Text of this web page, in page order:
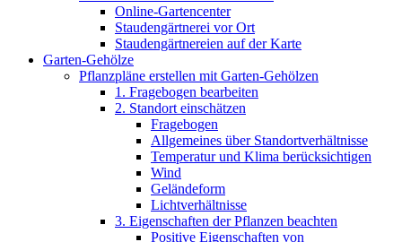
Online-Gartencenter
Staudengärtnerei vor Ort
Staudengärtnereien auf der Karte
Garten-Gehölze
Pflanzpläne erstellen mit Garten-Gehölzen
1. Fragebogen bearbeiten
2. Standort einschätzen
Fragebogen
Allgemeines über Standortverhältnisse
Temperatur und Klima berücksichtigen
Wind
Geländeform
Lichtverhältnisse
3. Eigenschaften der Pflanzen beachten
Positive Eigenschaften von